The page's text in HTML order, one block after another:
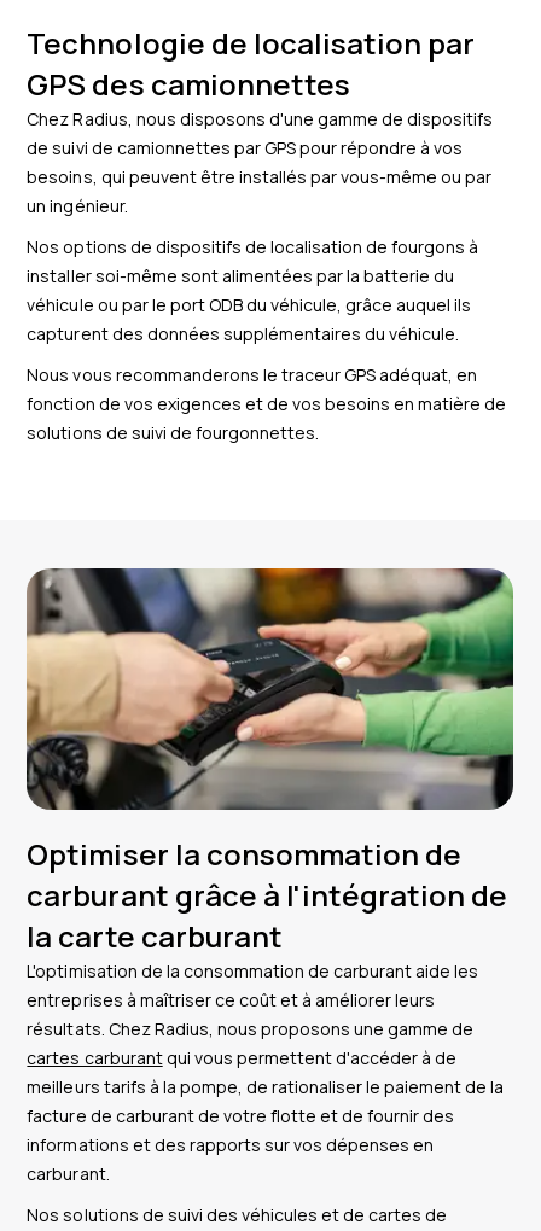
Technologie de localisation par
GPS des camionnettes
Chez Radius, nous disposons d'une gamme de dispositifs
de suivi de camionnettes par GPS pour répondre à vos
besoins, qui peuvent être installés par vous-même ou par
un ingénieur.
Nos options de dispositifs de localisation de fourgons à
installer soi-même sont alimentées par la batterie du
véhicule ou par le port ODB du véhicule, grâce auquel ils
capturent des données supplémentaires du véhicule.
Nous vous recommanderons le traceur GPS adéquat, en
fonction de vos exigences et de vos besoins en matière de
solutions de suivi de fourgonnettes.
Optimiser la consommation de
carburant grâce à l'intégration de
la carte carburant
L'optimisation de la consommation de carburant aide les
entreprises à maîtriser ce coût et à améliorer leurs
résultats. Chez Radius, nous proposons une gamme de
cartes carburantqui vous permettent d'accéder à de
meilleurs tarifs à la pompe, de rationaliser le paiement de la
facture de carburant de votre flotte et de fournir des
informations et des rapports sur vos dépenses en
carburant.
Nos solutions de suivi des véhicules et de cartes de